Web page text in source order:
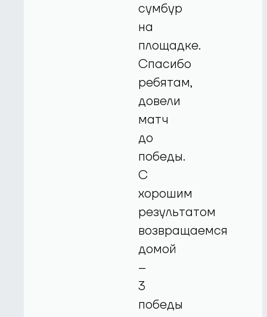
сумбур
на
площадке.
Спасибо
ребятам,
довели
матч
до
победы.
С
хорошим
результатом
возвращаемся
домой
–
3
победы